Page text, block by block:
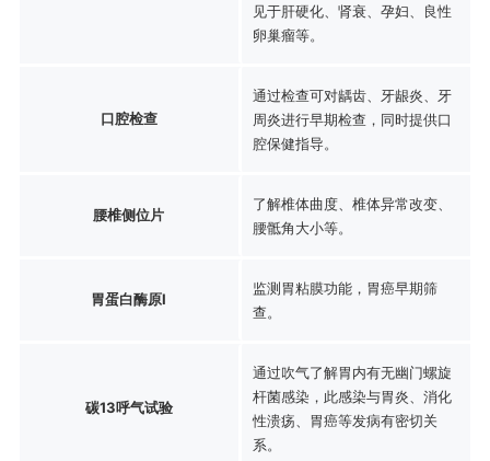
见于肝硬化、肾衰、孕妇、良性
卵巢瘤等。
口腔检查
通过检查可对龋齿、牙龈炎、牙
周炎进行早期检查，同时提供口
腔保健指导。
腰椎侧位片
了解椎体曲度、椎体异常改变、
腰骶角大小等。
胃蛋白酶原Ⅰ
监测胃粘膜功能，胃癌早期筛
查。
碳13呼气试验
通过吹气了解胃内有无幽门螺旋
杆菌感染，此感染与胃炎、消化
性溃疡、胃癌等发病有密切关
系。